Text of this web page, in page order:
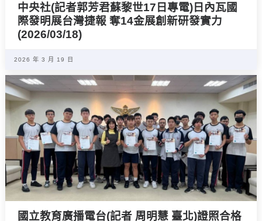
中央社(記者郭芳君蘇黎世17日專電)日內瓦國
際發明展台灣捷報 奪14金展創新研發實力
(2026/03/18)
2026 年 3 月 19 日
國立教育廣播電台(記者 周明慧 臺北)證照合格